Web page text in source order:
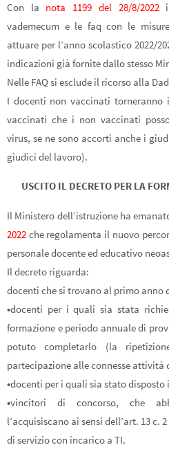
Con la nota 1199 del 28/8/2022il
vademecum e le faq con le
attuare per l’anno scolastico 2022/
indicazioni già fornite dallo stesso
Nelle FAQ si esclude il ricorso alla
I docenti non vaccinati
vaccinati che i non vaccinati
virus, se ne sono accorti anche i
giudici del lavoro).
USCITO IL DECRETO PER LA
Il Ministero dell’istruzione ha
2022 che regolamenta il nuovo
personale docente ed educativo
Il decreto riguarda:
docenti che si trovano al primo anno
•docenti per i quali sia stata
formazione e periodo annuale di
potuto completarlo (la
partecipazione alle connesse attività
•docenti per i quali sia stato
•vincitori di concorso, che
l’acquisiscano ai sensi dell’art. 13 c.
di servizio con incarico a TI.